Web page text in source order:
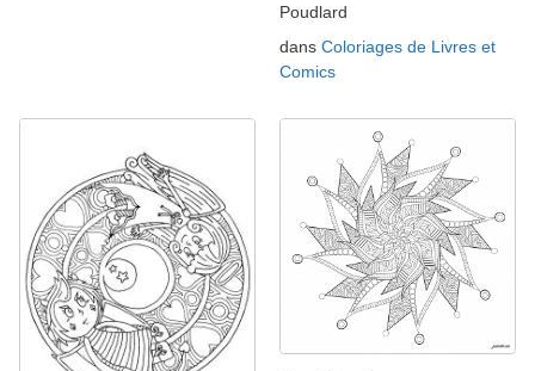
Poudlard
dans Coloriages de Livres et
Comics